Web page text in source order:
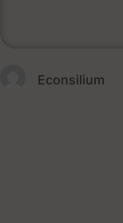
Econsilium